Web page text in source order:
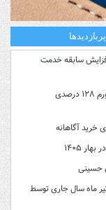
پربازدیدها
سابقه خدمت
فریبِ «کاهش شتاب تورم» را نخورید؛ سفره کارگران با تورم ۱۲۸ درصدی
خرید آگاهانه
حسینی
در تیر ماه سال جاری توسط